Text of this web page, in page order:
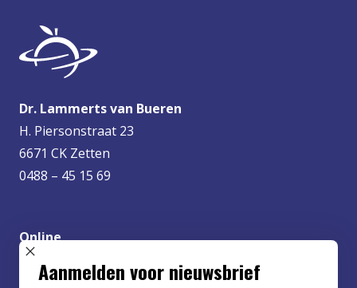
Dr. Lammerts van Bueren
H. Piersonstraat 23
6671 CK Zetten
0488 – 45 15 69
Online
info@lvbueren.nl
SLUIT POPUP
Aanmelden voor nieuwsbrief